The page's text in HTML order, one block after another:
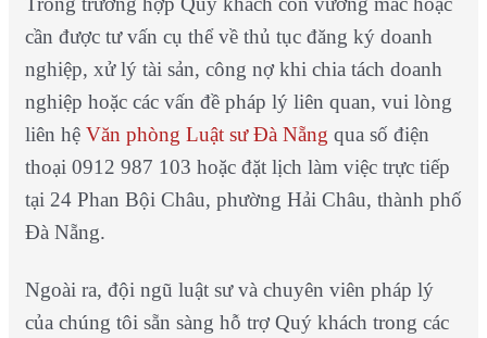
cần được tư vấn cụ thể về thủ tục đăng ký doanh
nghiệp, xử lý tài sản, công nợ khi chia tách doanh
nghiệp hoặc các vấn đề pháp lý liên quan, vui lòng
liên hệ Văn phòng Luật sư Đà Nẵng qua số điện
thoại 0912 987 103 hoặc đặt lịch làm việc trực tiếp
tại 24 Phan Bội Châu, phường Hải Châu, thành phố
Đà Nẵng.
Ngoài ra, đội ngũ luật sư và chuyên viên pháp lý
của chúng tôi sẵn sàng hỗ trợ Quý khách trong các